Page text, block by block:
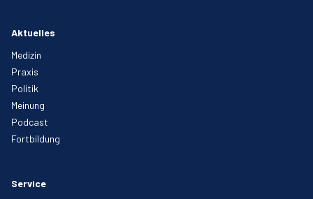
Aktuelles
Medizin
Praxis
Politik
Meinung
Podcast
Fortbildung
Service